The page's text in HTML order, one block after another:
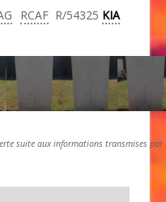
RCAF R/54325 KIA
suite aux informations transmises par